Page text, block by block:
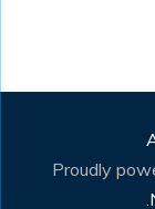
Proudly
.